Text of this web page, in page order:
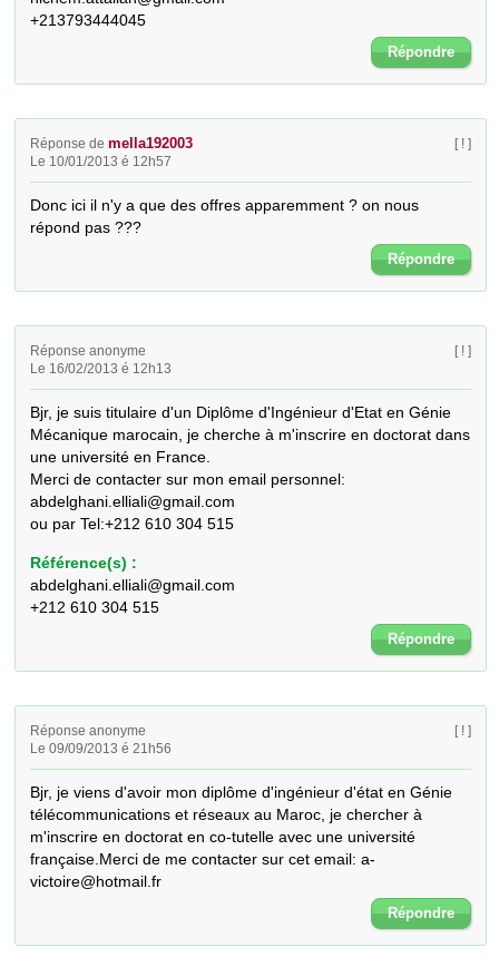
+213793444045
Répondre
Réponse demella192003
Le 10/01/2013 é 12h57
[ ! ]
Donc ici il n'y a que des offres apparemment ? on nous
répond pas ???
Répondre
Réponse anonyme
Le 16/02/2013 é 12h13
[ ! ]
Bjr, je suis titulaire d'un Diplôme d'Ingénieur d'Etat en Génie
Mécanique marocain, je cherche à m'inscrire en doctorat dans
une université en France.
Merci de contacter sur mon email personnel:
abdelghani.elliali@gmail.com
ou par Tel:+212 610 304 515
Référence(s) :
abdelghani.elliali@gmail.com
+212 610 304 515
Répondre
Réponse anonyme
Le 09/09/2013 é 21h56
[ ! ]
Bjr, je viens d'avoir mon diplôme d'ingénieur d'état en Génie
télécommunications et réseaux au Maroc, je chercher à
m'inscrire en doctorat en co-tutelle avec une université
française.Merci de me contacter sur cet email: a-
victoire@hotmail.fr
Répondre